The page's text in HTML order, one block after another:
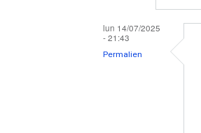
lun 14/07/2025
- 21:43
Permalien